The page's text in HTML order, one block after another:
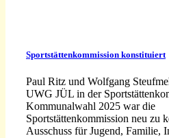
Sportstättenkommission konstituiert
Paul Ritz und Wolfgang
UWG JÜL in der
Kommunalwahl 2025 war die
Sportstättenkommission neu zu
Ausschuss für Jugend, Familie,